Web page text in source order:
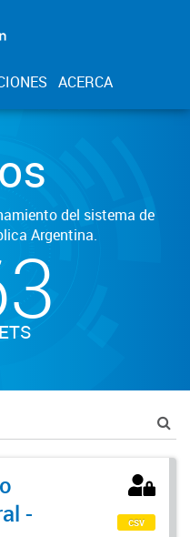
ACERCA
del sistema de
Argentina.
-
csv